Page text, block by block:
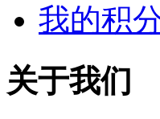
我的积
关于我们